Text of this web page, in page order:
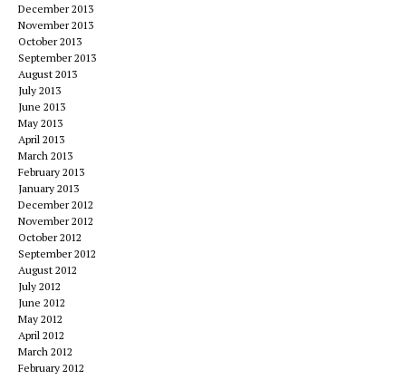
December 2013
November 2013
October 2013
September 2013
August 2013
July 2013
June 2013
May 2013
April 2013
March 2013
February 2013
January 2013
December 2012
November 2012
October 2012
September 2012
August 2012
July 2012
June 2012
May 2012
April 2012
March 2012
February 2012